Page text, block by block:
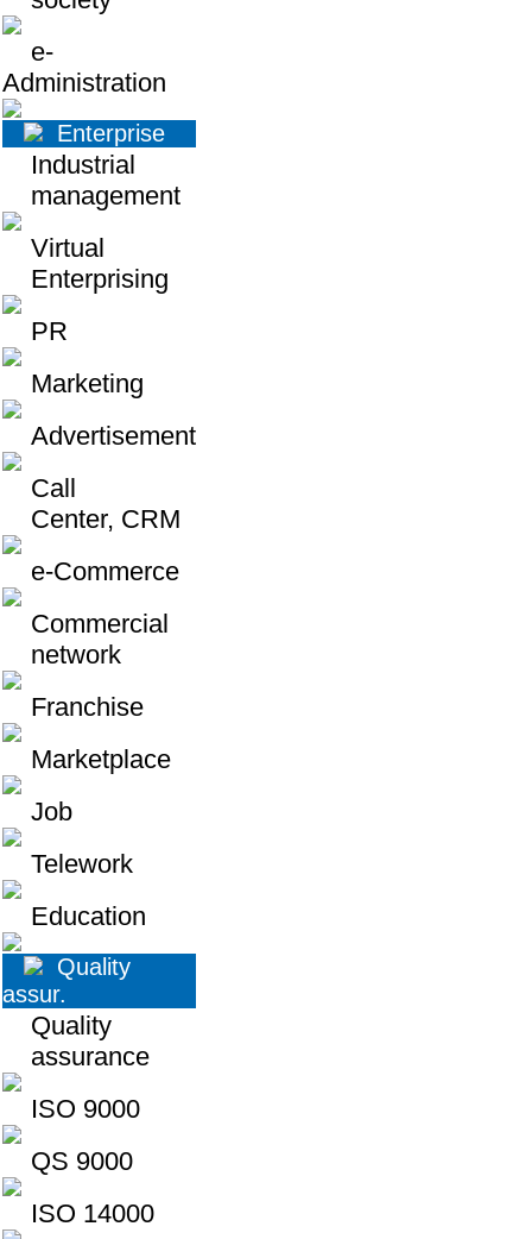
e-
Administration
Enterprise
Industrial
management
Virtual
Enterprising
PR
Marketing
Advertisement
Call
Center, CRM
e-Commerce
Commercial
network
Franchise
Marketplace
Job
Telework
Education
Quality
assur.
Quality
assurance
ISO 9000
QS 9000
ISO 14000